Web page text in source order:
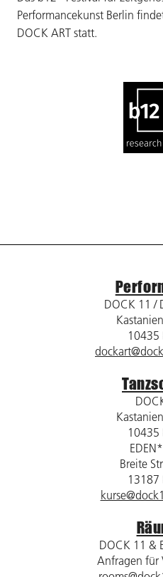
Performancekunst Berlin
DOCK ART statt.
DOCK 11 /
10435
10435
Breite
13187
DOCK 11
Anfragen für